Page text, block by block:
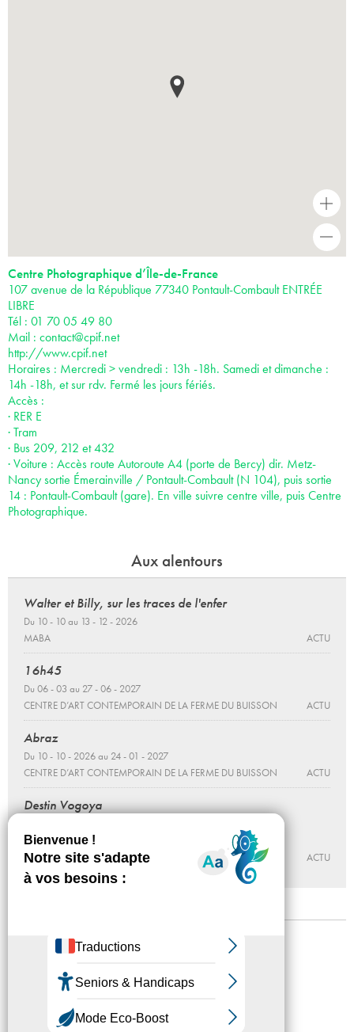
+
Centre Photographique d’Île-de-France
107 avenue de la République 77340 Pontault-Combault ENTRÉE
LIBRE
Tél : 01 70 05 49 80
Mail : contact@cpif.net
http://www.cpif.net
Horaires : Mercredi > vendredi : 13h -18h. Samedi et dimanche :
14h -18h, et sur rdv. Fermé les jours fériés.
Accès :
· RER E
· Tram
· Bus 209, 212 et 432
· Voiture : Accès route Autoroute A4 (porte de Bercy) dir. Metz-
Nancy sortie Émerainville / Pontault-Combault (N 104), puis sortie
14 : Pontault-Combault (gare). En ville suivre centre ville, puis Centre
Photographique.
Aux alentours
Walter et Billy, sur les traces de l'enfer
Du 10 - 10 au 13 - 12 - 2026
MABA
ACTU
16h45
Du 06 - 03 au 27 - 06 - 2027
CENTRE D’ART CONTEMPORAIN DE LA FERME DU BUISSON
ACTU
Abraz
Du 10 - 10 - 2026 au 24 - 01 - 2027
CENTRE D’ART CONTEMPORAIN DE LA FERME DU BUISSON
ACTU
Destin Vogoya
Du 10 - 10 - 2026 au 24 - 01 - 2027
CENTRE D’ART CONTEMPORAIN DE LA FERME DU BUISSON
ACTU
Accessibilité